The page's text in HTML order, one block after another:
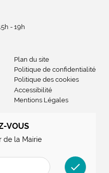
- 19h
Plan du site
Politique de confidentialité
Politique des cookies
Accessibilité
Mentions Légales
VOUS
de la Mairie
check